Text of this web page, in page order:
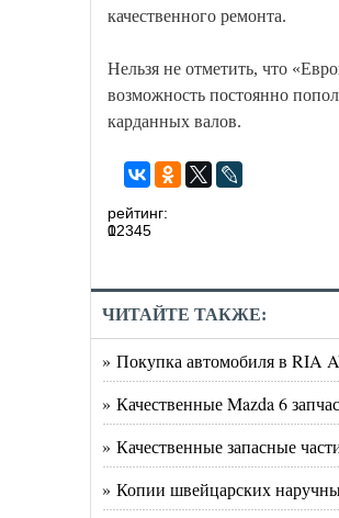
качественного ремонта.
Нельзя не отметить, что
возможность постоянно
карданных валов.
рейтинг:
0
12345
ЧИТАЙТЕ ТАКЖЕ:
» Покупка автомобиля в RIA
» Качественные Mazda 6
» Качественные запасные
» Копии швейцарских